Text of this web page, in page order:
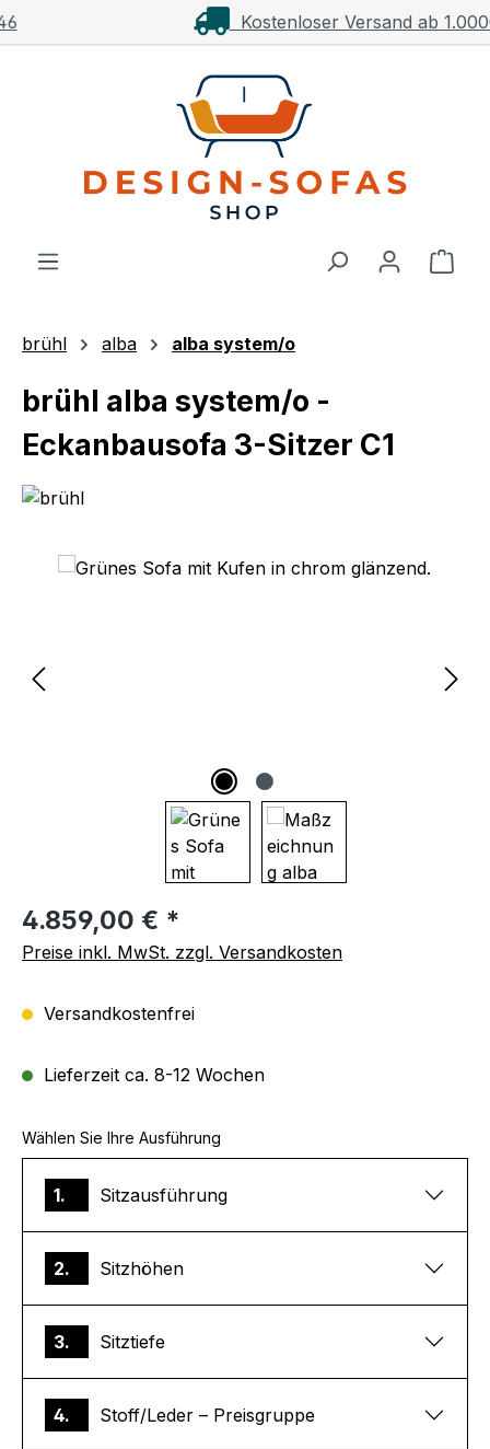
Zum Hauptinhalt springenKostenloser Versand ab 1.000€**
brühl alba alba system/o
brühl alba system/o -
Eckanbausofa 3-Sitzer C1
Bildergalerie überspringen
Regulärer Preis:
4.859,00 € *
Preise inkl. MwSt. zzgl. Versandkosten
Versandkostenfrei
Lieferzeit ca. 8-12 Wochen
Wählen Sie Ihre Ausführung
1. Sitzausführung
2. Sitzhöhen
3. Sitztiefe
4. Stoff/Leder – Preisgruppe